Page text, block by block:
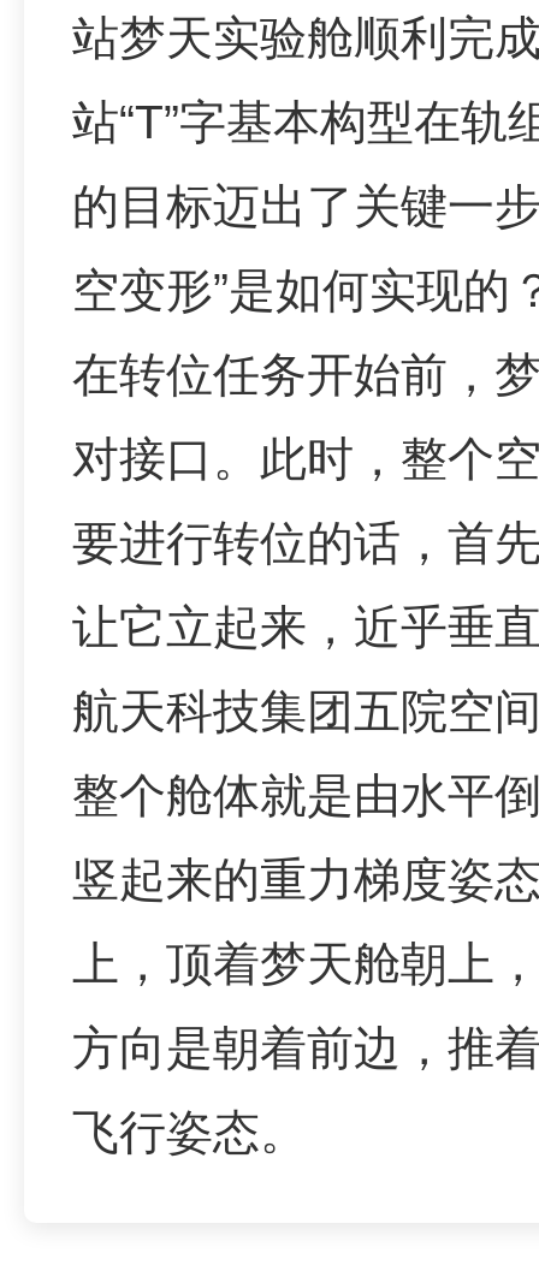
站梦天实验舱顺利完
站“T”字基本构型在
的目标迈出了关键一
空变形”是如何实现的
在转位任务开始前，
对接口。此时，整个
要进行转位的话，首
让它立起来，近乎垂
航天科技集团五院空
整个舱体就是由水平
竖起来的重力梯度姿
上，顶着梦天舱朝上
方向是朝着前边，推
飞行姿态。